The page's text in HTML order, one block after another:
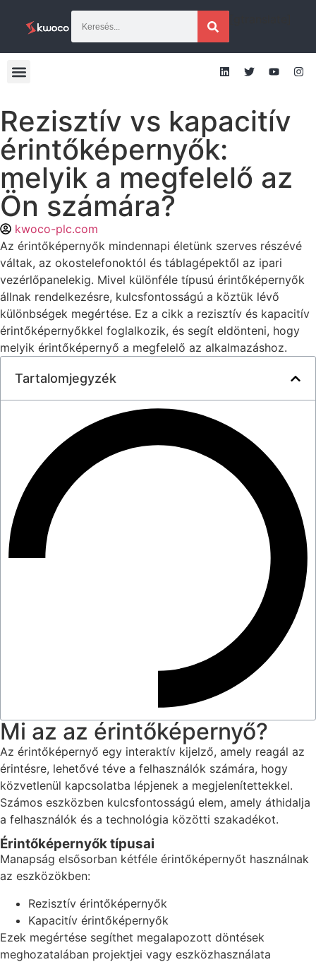
Rezisztív vs kapacitív
érintőképernyők:
melyik a megfelelő az
Ön számára?
kwoco-plc.com
Az érintőképernyők mindennapi életünk szerves részévé
váltak, az okostelefonoktól és táblagépektől az ipari
vezérlőpanelekig. Mivel különféle típusú érintőképernyők
állnak rendelkezésre, kulcsfontosságú a köztük lévő
különbségek megértése. Ez a cikk a rezisztív és kapacitív
érintőképernyőkkel foglalkozik, és segít eldönteni, hogy
melyik érintőképernyő a megfelelő az alkalmazáshoz.
Tartalomjegyzék
Mi az az érintőképernyő?
Az érintőképernyő egy interaktív kijelző, amely reagál az
érintésre, lehetővé téve a felhasználók számára, hogy
közvetlenül kapcsolatba lépjenek a megjelenítettekkel.
Számos eszközben kulcsfontosságú elem, amely áthidalja
a felhasználók és a technológia közötti szakadékot.
Érintőképernyők típusai
Manapság elsősorban kétféle érintőképernyőt használnak
az eszközökben:
Rezisztív érintőképernyők
Kapacitív érintőképernyők
Ezek megértése segíthet megalapozott döntések
meghozatalában projektjei vagy eszközhasználata